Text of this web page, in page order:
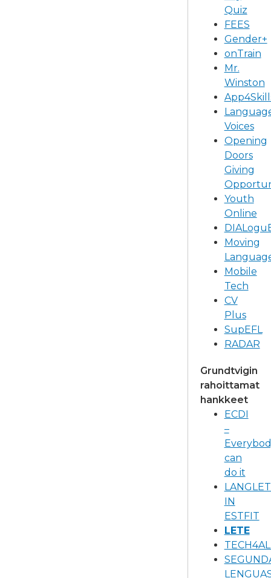
Quiz
FEES
Gender+
onTrain
Mr.
Winston
Voices
Opening
Doors
Giving
Youth
Online
Moving
Mobile
Tech
CV
Plus
SupEFL
RADAR
Grundtvigin
rahoittamat
hankkeet
ECDI
–
can
do it
IN
ESTFIT
LETE